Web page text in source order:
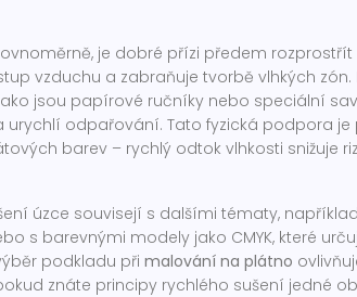
je dobré přízi předem
vzduchu a zabraňuje tvorbě vlhkých
jsou papírové ručníky nebo speciální
urychlí odpařování. Tato fyzická podpora
barev – rychlý odtok vlhkosti snižuje
úzce souvisejí s dalšími tématy,
s barevnými modely jako CMYK, které
podkladu při malování na plátno
znáte principy rychlého sušení jedné